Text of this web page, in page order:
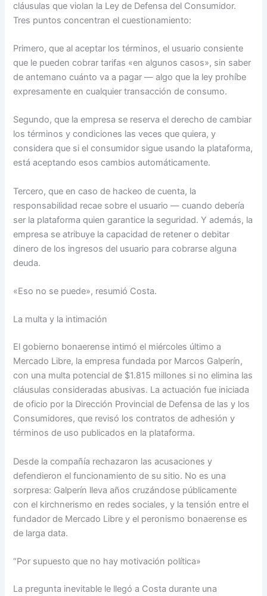
cláusulas que violan la Ley de Defensa del Consumidor.
Tres puntos concentran el cuestionamiento:
Primero, que al aceptar los términos, el usuario consiente
que le pueden cobrar tarifas «en algunos casos», sin saber
de antemano cuánto va a pagar — algo que la ley prohíbe
expresamente en cualquier transacción de consumo.
Segundo, que la empresa se reserva el derecho de cambiar
los términos y condiciones las veces que quiera, y
considera que si el consumidor sigue usando la plataforma,
está aceptando esos cambios automáticamente.
Tercero, que en caso de hackeo de cuenta, la
responsabilidad recae sobre el usuario — cuando debería
ser la plataforma quien garantice la seguridad. Y además, la
empresa se atribuye la capacidad de retener o debitar
dinero de los ingresos del usuario para cobrarse alguna
deuda.
«Eso no se puede», resumió Costa.
La multa y la intimación
El gobierno bonaerense intimó el miércoles último a
Mercado Libre, la empresa fundada por Marcos Galperín,
con una multa potencial de $1.815 millones si no elimina las
cláusulas consideradas abusivas. La actuación fue iniciada
de oficio por la Dirección Provincial de Defensa de las y los
Consumidores, que revisó los contratos de adhesión y
términos de uso publicados en la plataforma.
Desde la compañía rechazaron las acusaciones y
defendieron el funcionamiento de su sitio. No es una
sorpresa: Galperín lleva años cruzándose públicamente
con el kirchnerismo en redes sociales, y la tensión entre el
fundador de Mercado Libre y el peronismo bonaerense es
de larga data.
“Por supuesto que no hay motivación política»
La pregunta inevitable le llegó a Costa durante una